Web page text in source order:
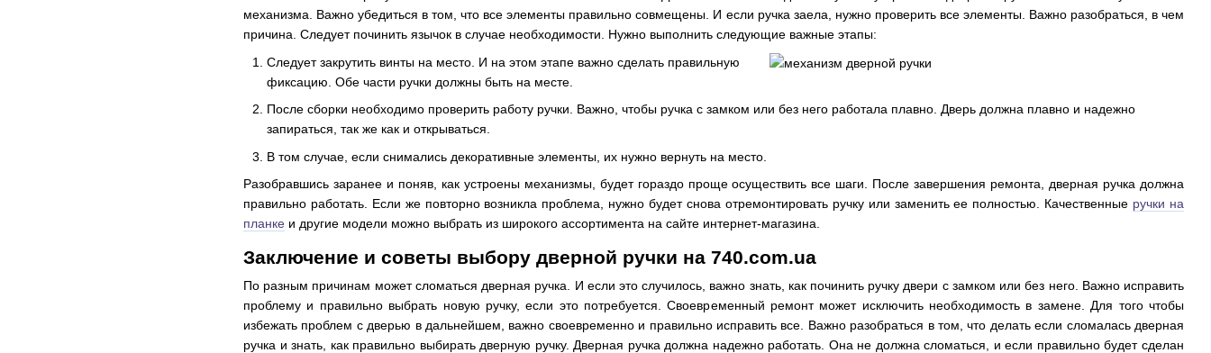
механизма. Важно убедиться в том, что все элементы правильно совмещены. И если ручка заела, нужно проверить все элементы. Важно разобраться, в чем
причина. Следует починить язычок в случае необходимости. Нужно выполнить следующие важные этапы:
Следует закрутить винты на место. И на этом этапе важно сделать правильную
фиксацию. Обе части ручки должны быть на месте.
После сборки необходимо проверить работу ручки. Важно, чтобы ручка с замком или без него работала плавно. Дверь должна плавно и надежно
запираться, так же как и открываться.
В том случае, если снимались декоративные элементы, их нужно вернуть на место.
Разобравшись заранее и поняв, как устроены механизмы, будет гораздо проще осуществить все шаги. После завершения ремонта, дверная ручка должна
правильно работать. Если же повторно возникла проблема, нужно будет снова отремонтировать ручку или заменить ее полностью. Качественные ручки на
планке и другие модели можно выбрать из широкого ассортимента на сайте интернет-магазина.
Заключение и советы выбору дверной ручки на 740.com.ua
По разным причинам может сломаться дверная ручка. И если это случилось, важно знать, как починить ручку двери с замком или без него. Важно исправить
проблему и правильно выбрать новую ручку, если это потребуется. Своевременный ремонт может исключить необходимость в замене. Для того чтобы
избежать проблем с дверью в дальнейшем, важно своевременно и правильно исправить все. Важно разобраться в том, что делать если сломалась дверная
ручка и знать, как правильно выбирать дверную ручку. Дверная ручка должна надежно работать. Она не должна сломаться, и если правильно будет сделан